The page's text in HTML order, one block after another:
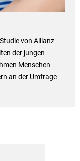
von Allianz
der jungen
Menschen
an der Umfrage